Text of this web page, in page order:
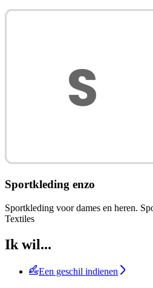
Sportkleding enzo
Sportkleding voor dames en heren.
Textiles
Ik wil...
Een geschil indienen